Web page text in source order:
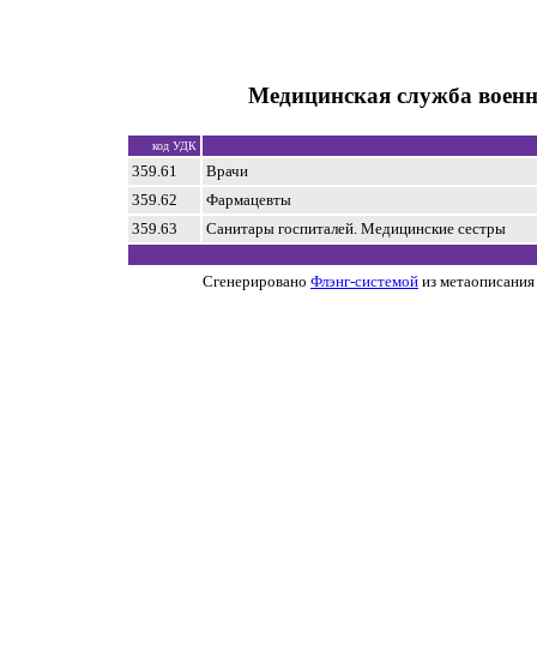
Медицинская служба
код УДК
359.61
Врачи
359.62
Фармацевты
359.63
Санитары госпиталей. Медицинские сестры
Сгенерировано Флэнг-системой из